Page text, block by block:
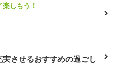
しもう！
させるおすすめの過ごし